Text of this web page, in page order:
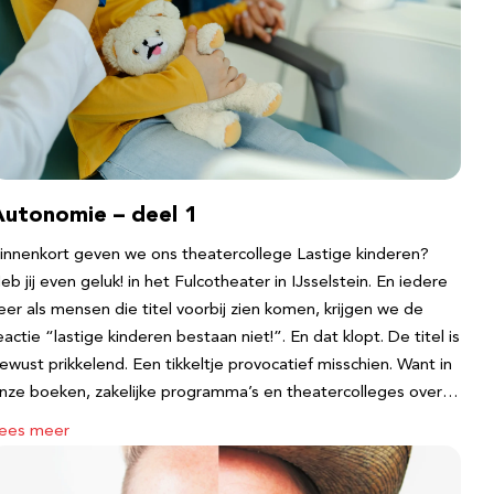
– deel 1
geven we ons theatercollege Lastige kinderen?
jij even geluk! in het Fulcotheater in IJsselstein. En iedere
als mensen die titel voorbij zien komen, krijgen we de
“lastige kinderen bestaan niet!”. En dat klopt. De titel is
prikkelend. Een tikkeltje provocatief misschien. Want in
boeken, zakelijke programma’s en theatercolleges over…
meer